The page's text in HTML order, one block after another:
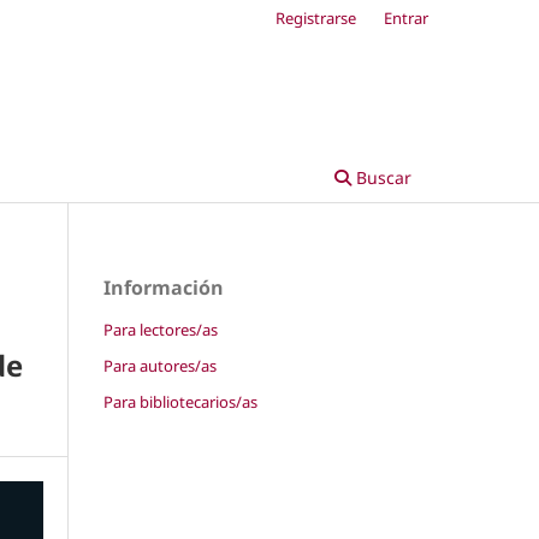
Buscar
Registrarse Entrar
Información
Para lectores/as
Para autores/as
Para bibliotecarios/as